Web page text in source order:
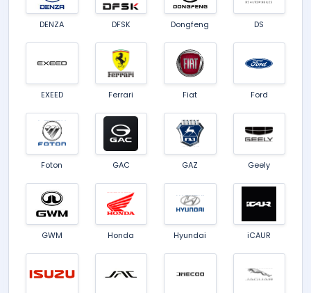
DENZA DFSK Dongfeng DS
EXEED Ferrari Fiat Ford
Foton GAC GAZ Geely
GWM Honda Hyundai iCAUR